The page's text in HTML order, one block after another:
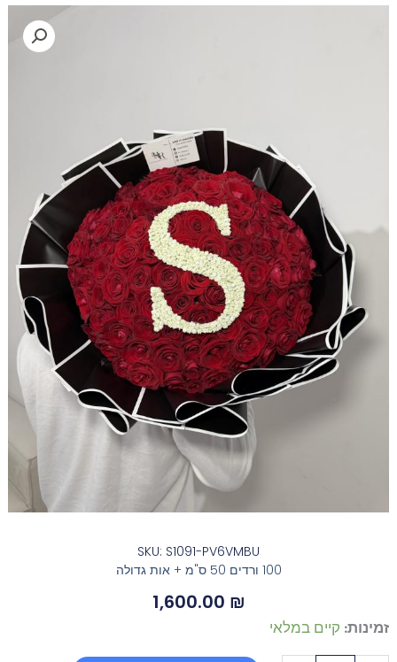
SKU: S1091-PV6VMBU
100 ורדים 50 ס"מ + אות גדולה
1,600.00 ₪
זמינות: קיים במלאי
כמות
של